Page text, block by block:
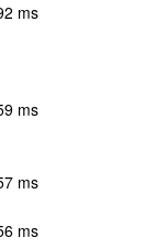
ms
ms
ms
ms